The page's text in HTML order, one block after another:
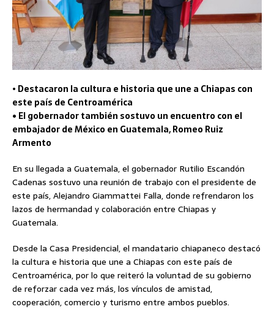
• Destacaron la cultura e historia que une a Chiapas con
este país de Centroamérica
• El gobernador también sostuvo un encuentro con el
embajador de México en Guatemala, Romeo Ruiz
Armento
En su llegada a Guatemala, el gobernador Rutilio Escandón
Cadenas sostuvo una reunión de trabajo con el presidente de
este país, Alejandro Giammattei Falla, donde refrendaron los
lazos de hermandad y colaboración entre Chiapas y
Guatemala.
Desde la Casa Presidencial, el mandatario chiapaneco destacó
la cultura e historia que une a Chiapas con este país de
Centroamérica, por lo que reiteró la voluntad de su gobierno
de reforzar cada vez más, los vínculos de amistad,
cooperación, comercio y turismo entre ambos pueblos.